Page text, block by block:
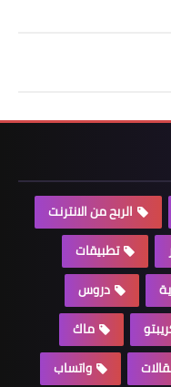
الربح من الانترنت
تطبيقات
دروس
ماك
واتساب